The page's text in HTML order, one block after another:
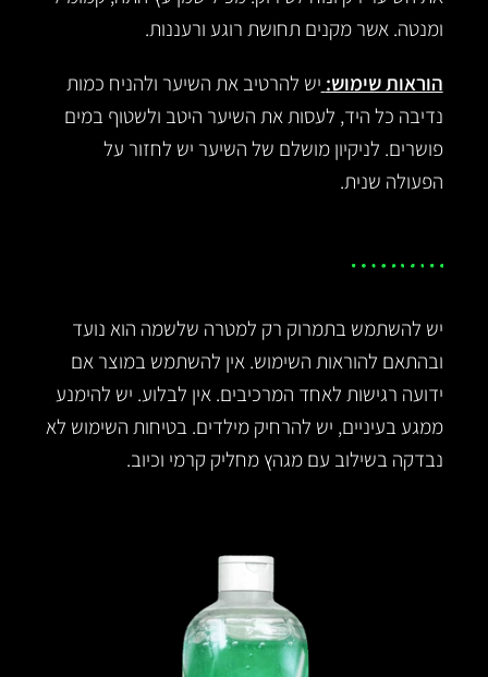
ומנטה. אשר מקנים תחושת רוגע ורעננות.
הוראות שימוש: יש להרטיב את השיער ולהניח כמות
נדיבה כל היד, לעסות את השיער היטב ולשטוף במים
פושרים. לניקיון מושלם של השיער יש לחזור על
הפעולה שנית.
יש להשתמש בתמרוק רק למטרה שלשמה הוא נועד
ובהתאם להוראות השימוש. אין להשתמש במוצר אם
ידועה רגישות לאחד המרכיבים. אין לבלוע. יש להימנע
ממגע בעיניים, יש להרחיק מילדים. בטיחות השימוש לא
נבדקה בשילוב עם מגהץ מחליק קרמי וכיוב.